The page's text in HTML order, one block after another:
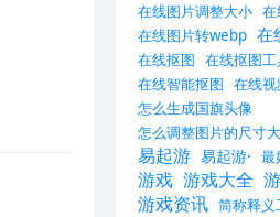
在线图片调整大小 在
在线图片转webp 在
在线抠图 在线抠图工
在线智能抠图 在线
怎么生成国旗头像
怎么调整图片的尺寸
易起游 易起游· 最
游戏 游戏大全
游戏资讯 简称释义